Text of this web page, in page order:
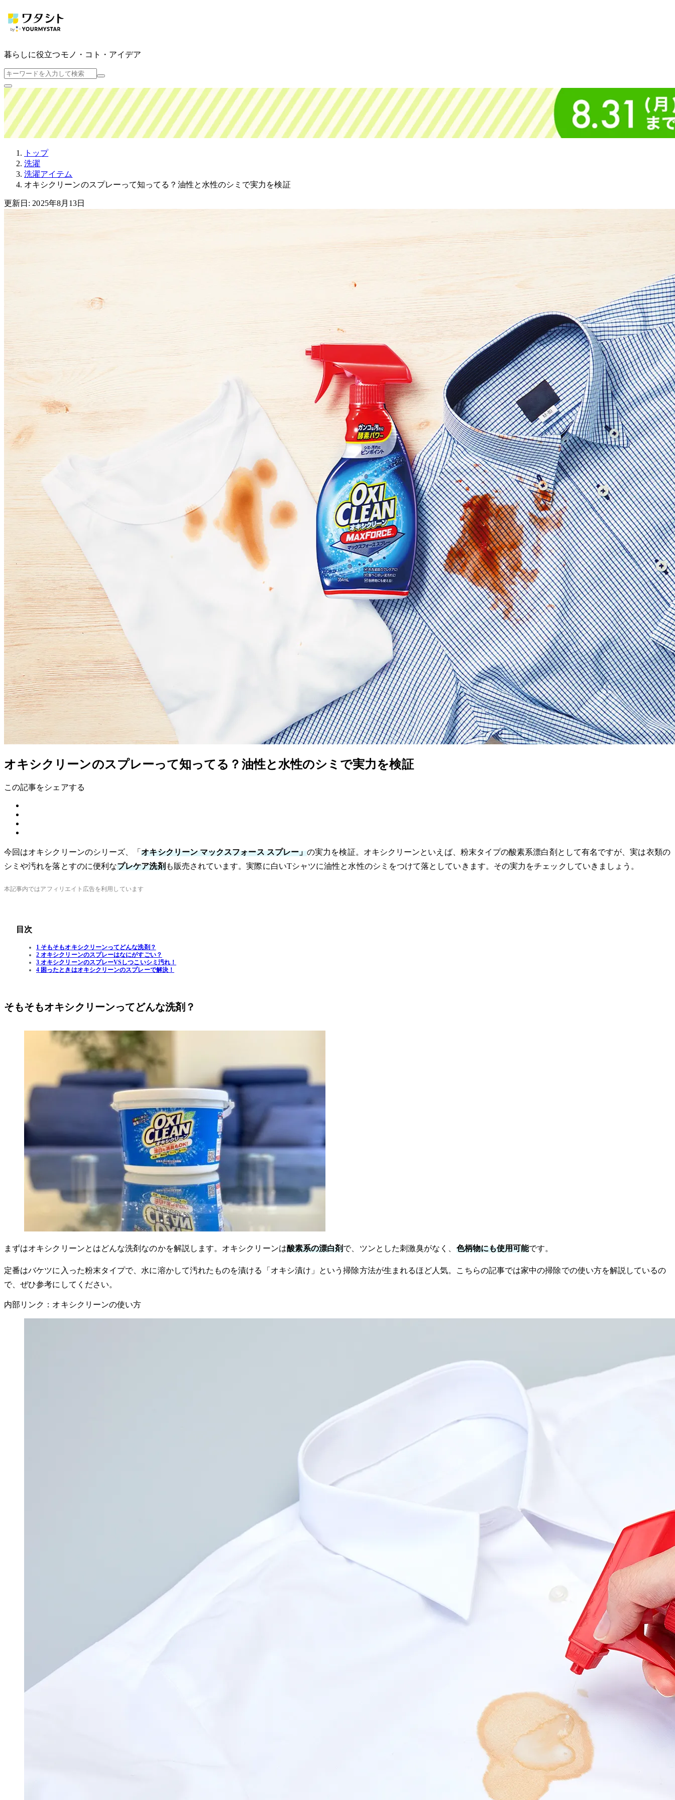
暮らしに役立つモノ・コト・アイデア
トップ
洗濯
洗濯アイテム
オキシクリーンのスプレーって知ってる？油性と水性のシミで実力を検証
更新日: 2025年8月13日
オキシクリーンのスプレーって知ってる？油性と水性のシミで実力を検証
この記事をシェアする
今回はオキシクリーンのシリーズ、「オキシクリーン マックスフォース スプレー」の実力を検証。オキシクリーンといえば、粉末タイプの酸素系漂白剤として有名ですが、実は衣類の
シミや汚れを落とすのに便利なプレケア洗剤 も販売されています。実際に白いTシャツに油性と水性のシミをつけて落としていきます。その実力をチェックしていきましょう。
本記事内ではアフィリエイト広告を利用しています
目次
1 そもそもオキシクリーンってどんな洗剤？
2 オキシクリーンのスプレーはなにがすごい？
3 オキシクリーンのスプレーVSしつこいシミ汚れ！
4 困ったときはオキシクリーンのスプレーで解決！
そもそもオキシクリーンってどんな洗剤？
まずはオキシクリーンとはどんな洗剤なのかを解説します。オキシクリーンは酸素系の漂白剤で、ツンとした刺激臭がなく、 色柄物にも使用可能です。
定番はバケツに入った粉末タイプで、水に溶かして汚れたものを漬ける「オキシ漬け」という掃除方法が生まれるほど人気。こちらの記事では家中の掃除での使い方を解説しているの
で、ぜひ参考にしてください。
内部リンク：オキシクリーンの使い方